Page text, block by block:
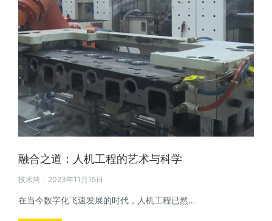
融合之道：人机工程的艺术与科学
技术慧 2023年11月15日
在当今数字化飞速发展的时代，人机工程已然…